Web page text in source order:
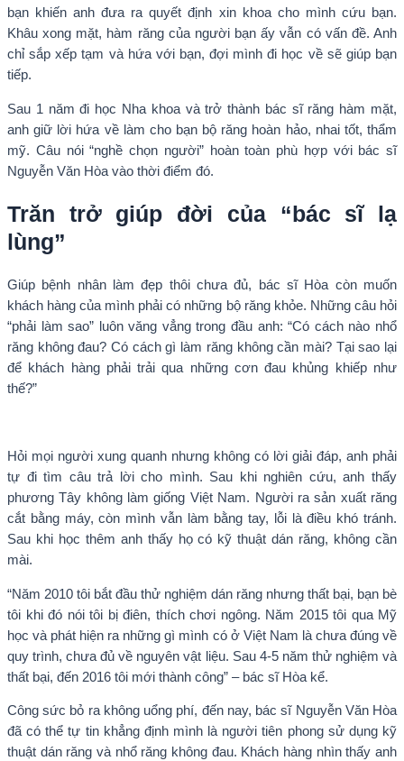
bạn khiến anh đưa ra quyết định xin khoa cho mình cứu bạn.
Khâu xong mặt, hàm răng của người bạn ấy vẫn có vấn đề. Anh
chỉ sắp xếp tạm và hứa với bạn, đợi mình đi học về sẽ giúp bạn
tiếp.
Sau 1 năm đi học Nha khoa và trở thành bác sĩ răng hàm mặt,
anh giữ lời hứa về làm cho bạn bộ răng hoàn hảo, nhai tốt, thẩm
mỹ. Câu nói “nghề chọn người” hoàn toàn phù hợp với bác sĩ
Nguyễn Văn Hòa vào thời điểm đó.
Trăn trở giúp đời của “bác sĩ lạ
lùng”
Giúp bệnh nhân làm đẹp thôi chưa đủ, bác sĩ Hòa còn muốn
khách hàng của mình phải có những bộ răng khỏe. Những câu hỏi
“phải làm sao” luôn văng vẳng trong đầu anh: “Có cách nào nhổ
răng không đau? Có cách gì làm răng không cần mài? Tại sao lại
để khách hàng phải trải qua những cơn đau khủng khiếp như
thế?”
Hỏi mọi người xung quanh nhưng không có lời giải đáp, anh phải
tự đi tìm câu trả lời cho mình. Sau khi nghiên cứu, anh thấy
phương Tây không làm giống Việt Nam. Người ra sản xuất răng
cắt bằng máy, còn mình vẫn làm bằng tay, lỗi là điều khó tránh.
Sau khi học thêm anh thấy họ có kỹ thuật dán răng, không cần
mài.
“Năm 2010 tôi bắt đầu thử nghiệm dán răng nhưng thất bại, bạn bè
tôi khi đó nói tôi bị điên, thích chơi ngông. Năm 2015 tôi qua Mỹ
học và phát hiện ra những gì mình có ở Việt Nam là chưa đúng về
quy trình, chưa đủ về nguyên vật liệu. Sau 4-5 năm thử nghiệm và
thất bại, đến 2016 tôi mới thành công” – bác sĩ Hòa kể.
Công sức bỏ ra không uổng phí, đến nay, bác sĩ Nguyễn Văn Hòa
đã có thể tự tin khẳng định mình là người tiên phong sử dụng kỹ
thuật dán răng và nhổ răng không đau. Khách hàng nhìn thấy anh